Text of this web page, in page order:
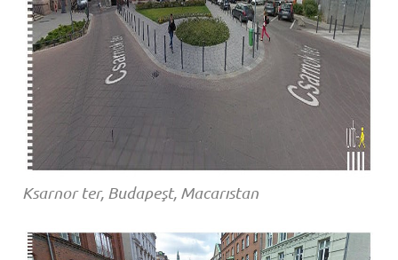
Ksarnor ter, Budapeşt, Macarıstan